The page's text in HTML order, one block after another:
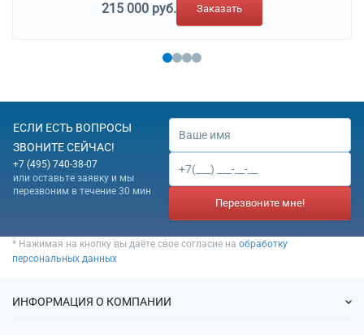
215 000 руб. Заказать
ЕСЛИ ЕСТЬ ВОПРОСЫ
ЗВОНИТЕ СЕЙЧАС!
+7 (495) 740-38-07
или оставьте заявку и мы
перезвоним в течение 30 мин
Перезвоните мне!
* Нажимая на кнопку вы даёте свое согласие на обработку
персональных данных
ИНФОРМАЦИЯ О КОМПАНИИ